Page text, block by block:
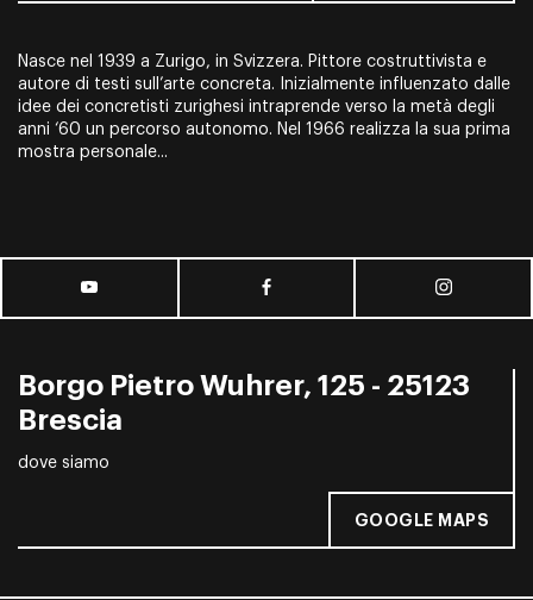
Nasce nel 1939 a Zurigo, in Svizzera. Pittore costruttivista e
autore di testi sull’arte concreta. Inizialmente influenzato dalle
idee dei concretisti zurighesi intraprende verso la metà degli
anni ‘60 un percorso autonomo. Nel 1966 realizza la sua prima
mostra personale...
Borgo Pietro Wuhrer, 125 - 25123
Brescia
dove siamo
GOOGLE MAPS